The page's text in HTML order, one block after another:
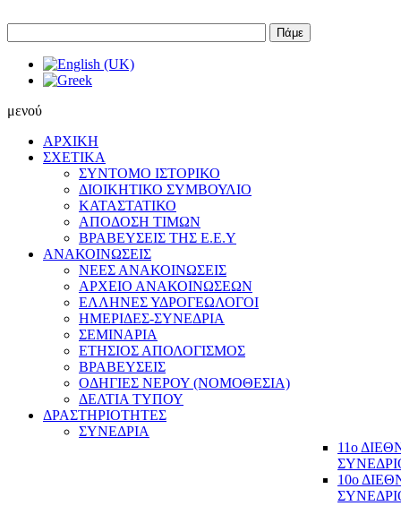
Πάμε
μενού
ΑΡΧΙΚΗ
ΣΧΕΤΙΚΑ
ΣΥΝΤΟΜΟ ΙΣΤΟΡΙΚΟ
ΔΙΟΙΚΗΤΙΚΟ ΣΥΜΒΟΥΛΙΟ
ΚΑΤΑΣΤΑΤΙΚΟ
ΑΠΟΔΟΣΗ ΤΙΜΩΝ
ΒΡΑΒΕΥΣΕΙΣ ΤΗΣ Ε.Ε.Υ
ΑΝΑΚΟΙΝΩΣΕΙΣ
ΝΕΕΣ ΑΝΑΚΟΙΝΩΣΕΙΣ
ΑΡΧΕΙΟ ΑΝΑΚΟΙΝΩΣΕΩΝ
ΕΛΛΗΝΕΣ ΥΔΡΟΓΕΩΛΟΓΟΙ
ΗΜΕΡΙΔΕΣ-ΣΥΝΕΔΡΙΑ
ΣΕΜΙΝΑΡΙΑ
ΕΤΗΣΙΟΣ ΑΠΟΛΟΓΙΣΜΟΣ
ΒΡΑΒΕΥΣΕΙΣ
ΟΔΗΓΙΕΣ ΝΕΡΟΥ (ΝΟΜΟΘΕΣΙΑ)
ΔΕΛΤΙΑ ΤΥΠΟΥ
ΔΡΑΣΤΗΡΙΟΤΗΤΕΣ
ΣΥΝΕΔΡΙΑ
11ο
10ο